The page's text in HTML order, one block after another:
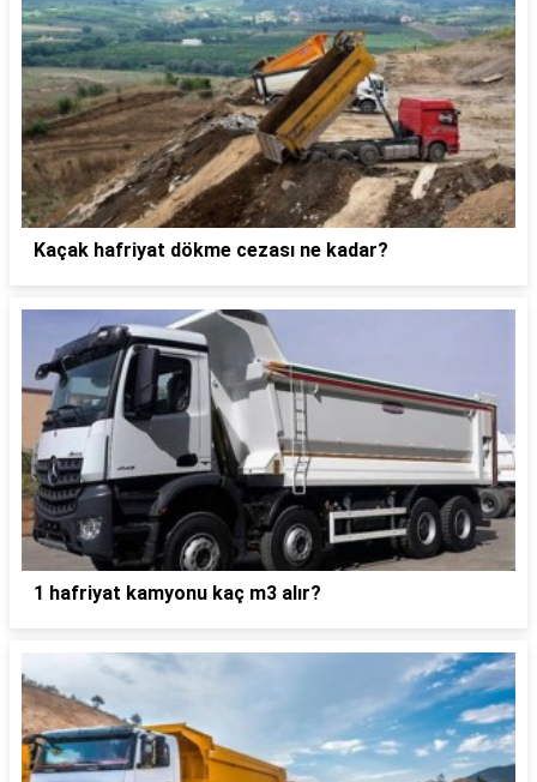
Kaçak hafriyat dökme cezası ne kadar?
1 hafriyat kamyonu kaç m3 alır?